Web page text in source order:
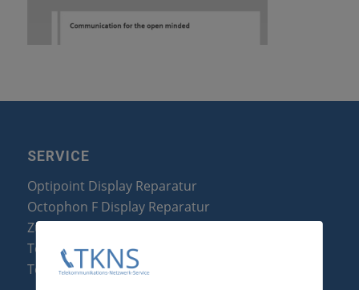
SERVICE
Optipoint Display Reparatur
Octophon F Display Reparatur
Zubehör & Ersatzteile
Telefonanlagen Optimierung
Telefonanlagen Erweiterung